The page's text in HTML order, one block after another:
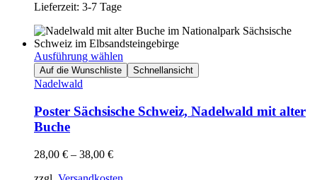
Lieferzeit: 3-7 Tage
Ausführung wählen
Auf die Wunschliste Schnellansicht
Nadelwald
Poster Sächsische Schweiz, Nadelwald mit alter
Buche
28,00 € – 38,00 €